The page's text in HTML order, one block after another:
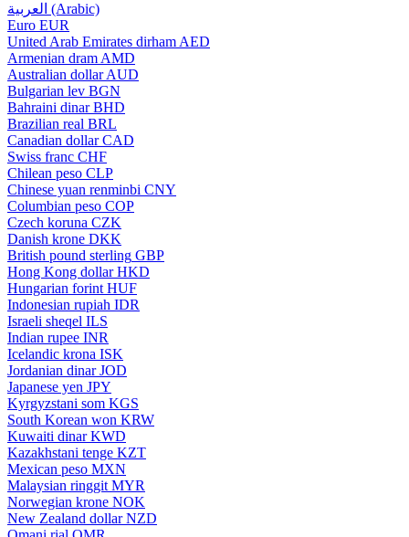
العربية (Arabic)
Euro EUR
United Arab Emirates dirham AED
Armenian dram AMD
Australian dollar AUD
Bulgarian lev BGN
Bahraini dinar BHD
Brazilian real BRL
Canadian dollar CAD
Swiss franc CHF
Chilean peso CLP
Chinese yuan renminbi CNY
Columbian peso COP
Czech koruna CZK
Danish krone DKK
British pound sterling GBP
Hong Kong dollar HKD
Hungarian forint HUF
Indonesian rupiah IDR
Israeli sheqel ILS
Indian rupee INR
Icelandic krona ISK
Jordanian dinar JOD
Japanese yen JPY
Kyrgyzstani som KGS
South Korean won KRW
Kuwaiti dinar KWD
Kazakhstani tenge KZT
Mexican peso MXN
Malaysian ringgit MYR
Norwegian krone NOK
New Zealand dollar NZD